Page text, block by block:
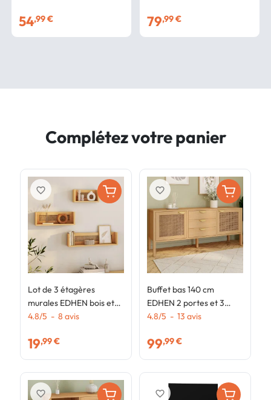
54,99 € 79,99 €
Complétez votre panier
Lot de 3 étagères
murales EDHEN bois et
cannage 60/45/30 cm
4.8/5 - 8 avis
19,99 €
favorite_border
favorite_border
Buffet bas 140 cm
EDHEN 2 portes et 3
tiroirs bois et cannage
4.8/5 - 13 avis
99,99 €
favorite_border
favorite_border